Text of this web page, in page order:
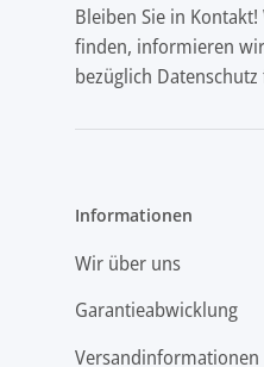
Bleiben Sie in
finden, informieren
bezüglich
Informationen
Wir über uns
Garantieabwicklung
Versandinformationen